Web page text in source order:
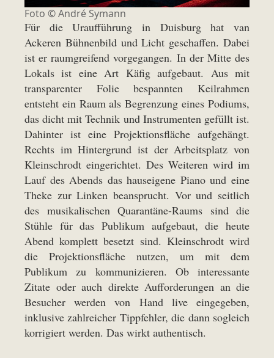
Foto ©André Symann
Für die Uraufführung in Duisburg hat van
Ackeren Bühnenbild und Licht geschaffen. Dabei
ist er raumgreifend vorgegangen. In der Mitte des
Lokals ist eine Art Käfig aufgebaut. Aus mit
transparenter Folie bespannten Keilrahmen
entsteht ein Raum als Begrenzung eines Podiums,
das dicht mit Technik und Instrumenten gefüllt ist.
Dahinter ist eine Projektionsfläche aufgehängt.
Rechts im Hintergrund ist der Arbeitsplatz von
Kleinschrodt eingerichtet. Des Weiteren wird im
Lauf des Abends das hauseigene Piano und eine
Theke zur Linken beansprucht. Vor und seitlich
des musikalischen Quarantäne-Raums sind die
Stühle für das Publikum aufgebaut, die heute
Abend komplett besetzt sind. Kleinschrodt wird
die Projektionsfläche nutzen, um mit dem
Publikum zu kommunizieren. Ob interessante
Zitate oder auch direkte Aufforderungen an die
Besucher werden von Hand live eingegeben,
inklusive zahlreicher Tippfehler, die dann sogleich
korrigiert werden. Das wirkt authentisch.